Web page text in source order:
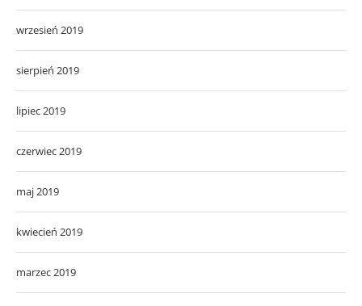
wrzesień 2019
sierpień 2019
lipiec 2019
czerwiec 2019
maj 2019
kwiecień 2019
marzec 2019